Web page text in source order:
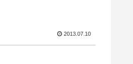
2013.07.10